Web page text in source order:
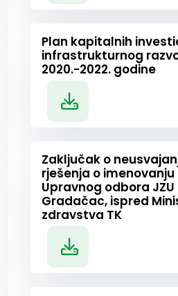
Plan kapitalnih
infrastrukturnog
2020.-2022. godine
Zaključak o
rješenja o
Upravnog odbora
Gradačac, ispred
zdravstva TK